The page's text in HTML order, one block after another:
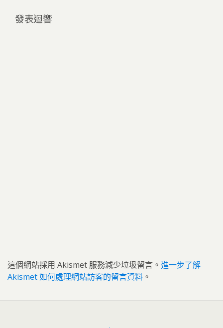
發表迴響
這個網站採用 Akismet 服務減少垃圾留言。 進一步了解
Akismet 如何處理網站訪客的留言資料 。